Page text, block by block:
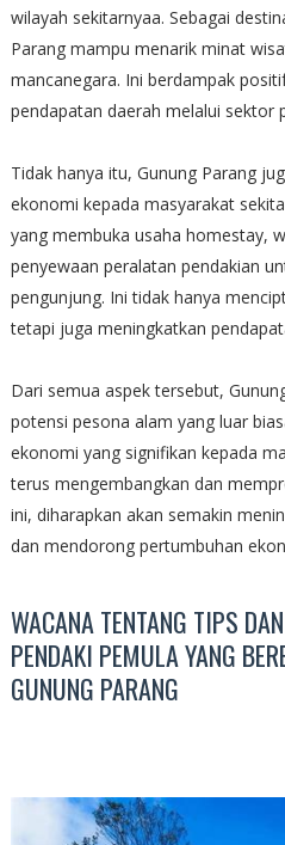
wilayah sekitarnyaa. Sebagai
Parang mampu menarik minat
mancanegara. Ini berdampak
pendapatan daerah melalui sektor
Tidak hanya itu, Gunung Parang
ekonomi kepada masyarakat
yang membuka usaha homestay,
penyewaan peralatan pendakian
pengunjung. Ini tidak hanya
tetapi juga meningkatkan
Dari semua aspek tersebut,
potensi pesona alam yang luar
ekonomi yang signifikan kepada
terus mengembangkan dan
ini, diharapkan akan semakin
dan mendorong pertumbuhan
WACANA TENTANG TIPS
PENDAKI PEMULA YANG
GUNUNG PARANG